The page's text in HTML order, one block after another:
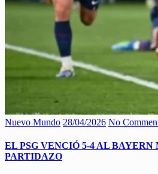
Nuevo Mundo 28/04/2026 No
EL PSG VENCIÓ 5-4 AL
PARTIDAZO